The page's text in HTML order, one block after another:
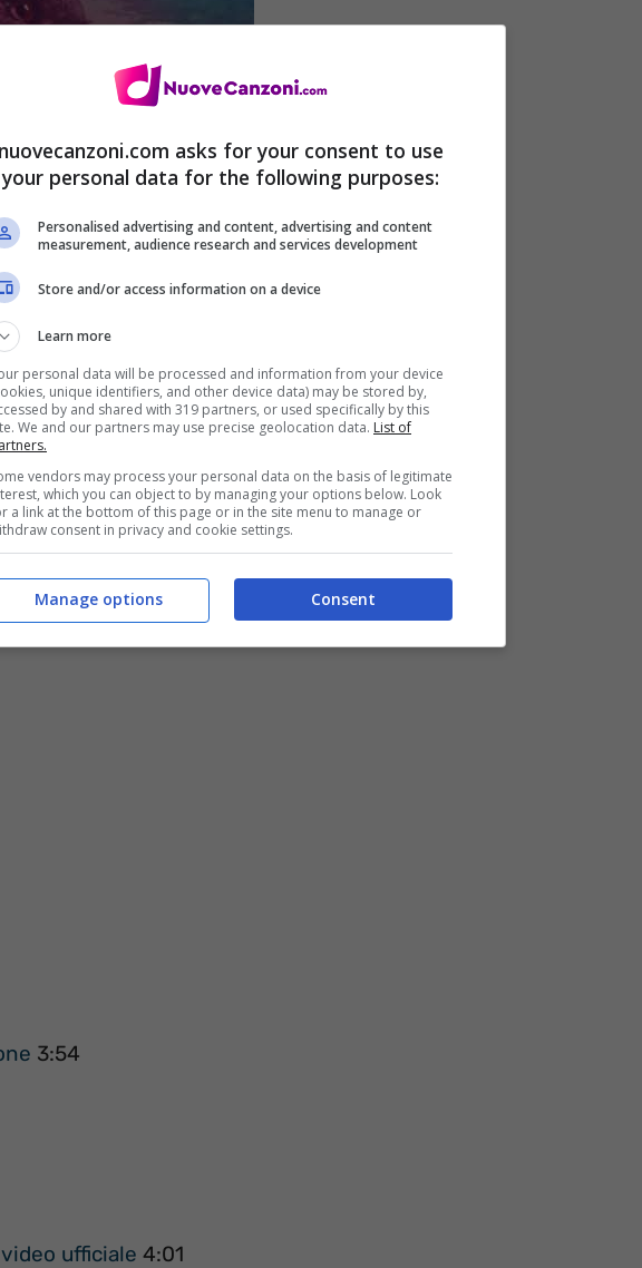
Amazon nelle versioniCD Audio,MP3e
3:54
ufficiale 4:01
nuovecanzoni.com asks for your consent to use
your personal data for the following purposes:
Personalised advertising and content, advertising and content
measurement, audience research and services development
Store and/or access information on a device
Learn more
personal data will be processed and information from your device
unique identifiers, and other device data) may be stored by,
by and shared with 319 partners, or used specifically by this
We and our partners may use precise geolocation data. List of
vendors may process your personal data on the basis of legitimate
which you can object to by managing your options below. Look
a link at the bottom of this page or in the site menu to manage or
consent in privacy and cookie settings.
Consent
Manage options